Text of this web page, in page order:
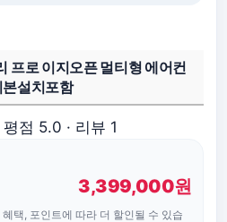
프로 이지오픈 멀티형 에어컨
설치포함
점 5.0 · 리뷰 1
3,399,000원
택, 포인트에 따라 더 할인될 수 있습